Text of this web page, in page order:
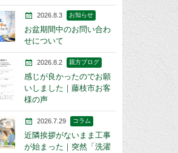
2026.8.3 お知らせ
お盆期間中のお問い合わ
せについて
2026.8.2 親方ブログ
感じが良かったのでお願
いしました｜藤枝市お客
様の声
2026.7.29 コラム
近隣挨拶がないまま工事
が始まった｜突然「洗濯